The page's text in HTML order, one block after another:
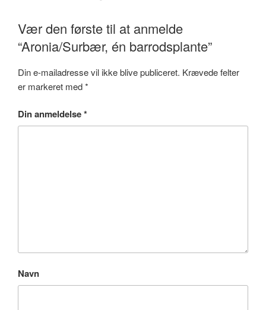
Vær den første til at anmelde
“Aronia/Surbær, én barrodsplante”
Din e-mailadresse vil ikke blive publiceret. Krævede felter
er markeret med*
Din anmeldelse*
Navn